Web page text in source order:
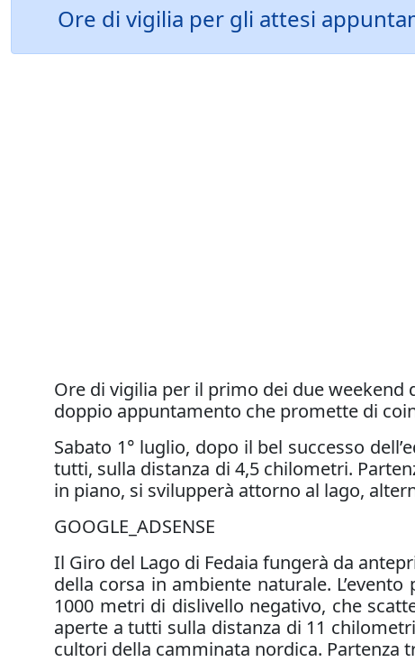
Ore di vigilia per gli attesi
Ore di vigilia per il primo dei due weekend
doppio appuntamento che promette di
Sabato 1° luglio, dopo il bel successo
tutti, sulla distanza di 4,5 chilometri.
in piano, si svilupperà attorno al lago,
GOOGLE_ADSENSE
Il Giro del Lago di Fedaia fungerà da
della corsa in ambiente naturale.
1000 metri di dislivello negativo, che
aperte a tutti sulla distanza di 11
cultori della camminata nordica. Partenza